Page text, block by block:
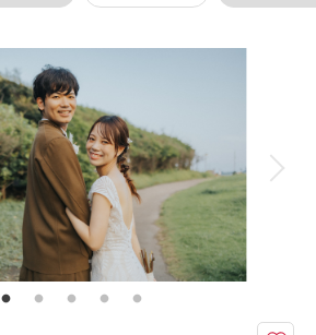
衣装追加無料
・寺院での撮影
人気スポットでの撮影
ス
豊富な色打掛・着物